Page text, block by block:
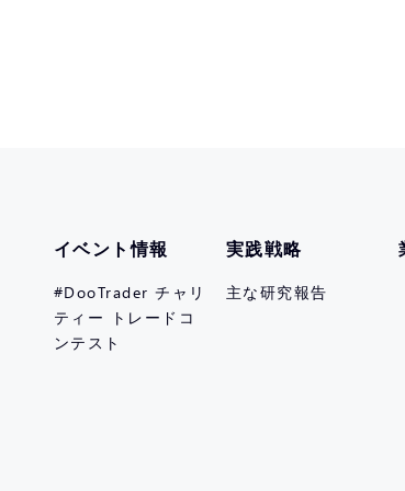
イベント情報
#DooTrader チャリ
ティー トレードコ
ンテスト
実践戦略
主な研究報告